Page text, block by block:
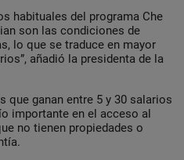
habituales del programa Che
son las condiciones de
lo que se traduce en mayor
añadió la presidenta de la
que ganan entre 5 y 30 salarios
importante en el acceso al
no tienen propiedades o